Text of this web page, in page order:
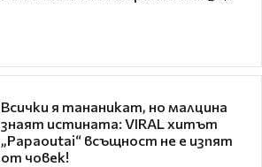
Всички я тананикат, но малцина
знаят истината: VIRAL хитът
„Papaoutai“ всъщност не е изпят
от човек!